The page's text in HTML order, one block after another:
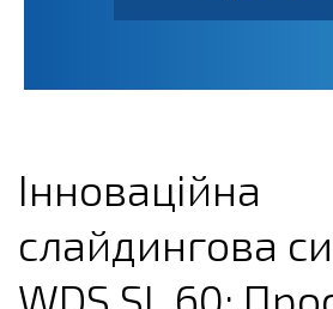
Інноваційна
слайдингова
WDS SL 60: